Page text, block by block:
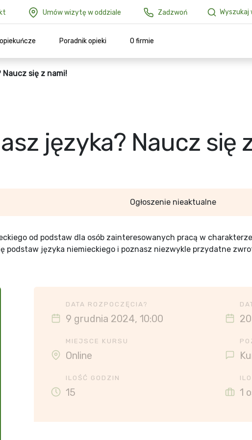
Umów wizytę w oddziale Zadzwoń Wyszukaj
Poradnik opieki O firmie
Naucz się z nami!
języka? Naucz się
Ogłoszenie nieaktualne
od podstaw dla osób zainteresowanych pracą w
podstaw języka niemieckiego i poznasz niezwykle przydatne
DATA ROZPOCZĘCIA?
9 grudnia 2024, 10:00
MIEJSCE KURSU
Online
ILOŚĆ GODZIN
15 1